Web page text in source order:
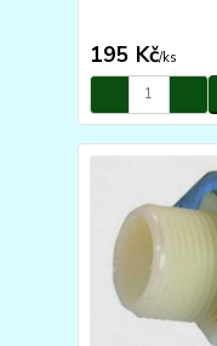
195 Kč/ks